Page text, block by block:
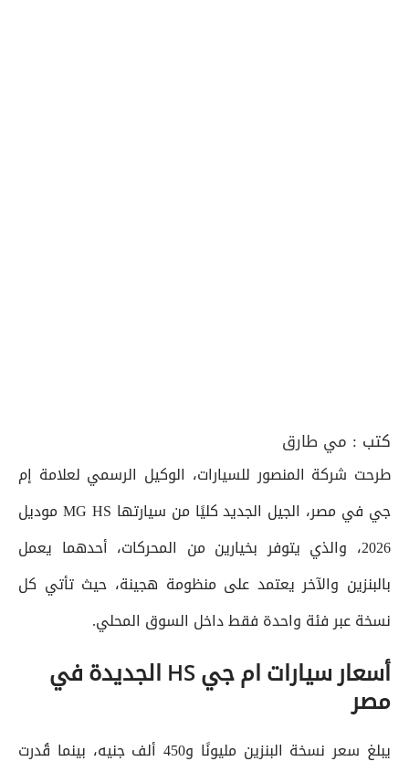
كتب : مي طارق
طرحت شركة المنصور للسيارات، الوكيل الرسمي لعلامة إم
جي في مصر، الجيل الجديد كليًا من سيارتها MG HS موديل
2026، والذي يتوفر بخيارين من المحركات، أحدهما يعمل
بالبنزين والآخر يعتمد على منظومة هجينة، حيث تأتي كل
نسخة عبر فئة واحدة فقط داخل السوق المحلي.
أسعار سيارات ام جي HS الجديدة في
مصر
يبلغ سعر نسخة البنزين مليونًا و450 ألف جنيه، بينما قُدرت